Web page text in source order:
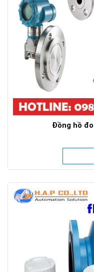
Đồng hồ